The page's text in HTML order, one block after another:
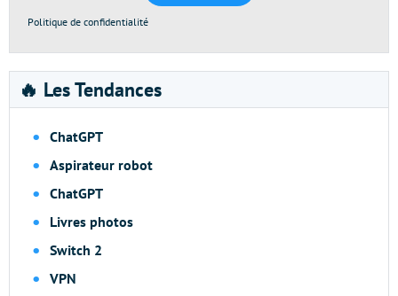
Politique de confidentialité
🔥 Les Tendances
ChatGPT
Aspirateur robot
ChatGPT
Livres photos
Switch 2
VPN